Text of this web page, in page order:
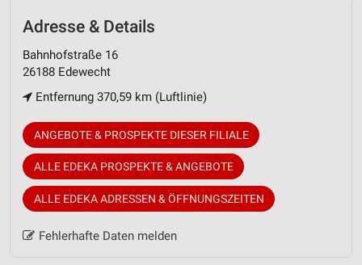
Adresse & Details
Bahnhofstraße 16
26188 Edewecht
Entfernung 370,59 km (Luftlinie)
ANGEBOTE & PROSPEKTE DIESER FILIALE
ALLE EDEKA PROSPEKTE & ANGEBOTE
ALLE EDEKA ADRESSEN & ÖFFNUNGSZEITEN
Fehlerhafte Daten melden